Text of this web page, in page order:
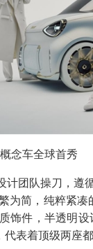
念车全球首秀
团队操刀，遵
为简，纯粹紧
饰件，半透明
表着顶级两座